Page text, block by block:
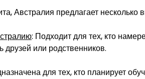
Австралия предлагает несколько
: Подходит для тех, кто
друзей или родственников.
для тех, кто планирует